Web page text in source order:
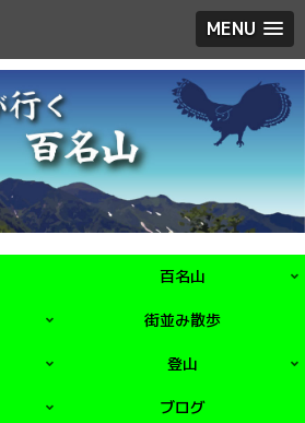
MENU
百名山
街並み散歩
登山
ブログ